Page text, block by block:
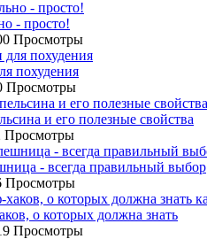
- просто!
Просмотры
похудения
Просмотры
и его полезные свойства
Просмотры
- всегда правильный выбор
Просмотры
о которых должна знать
Просмотры